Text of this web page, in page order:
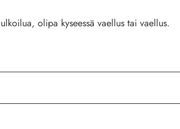
olipa kyseessä vaellus tai vaellus.